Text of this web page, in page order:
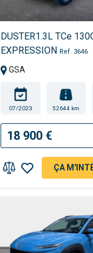
DUSTER1.3L TCe
EXPRESSION Ref. 3646
GSA
07/2023 52644 km
18 900 €
ÇA